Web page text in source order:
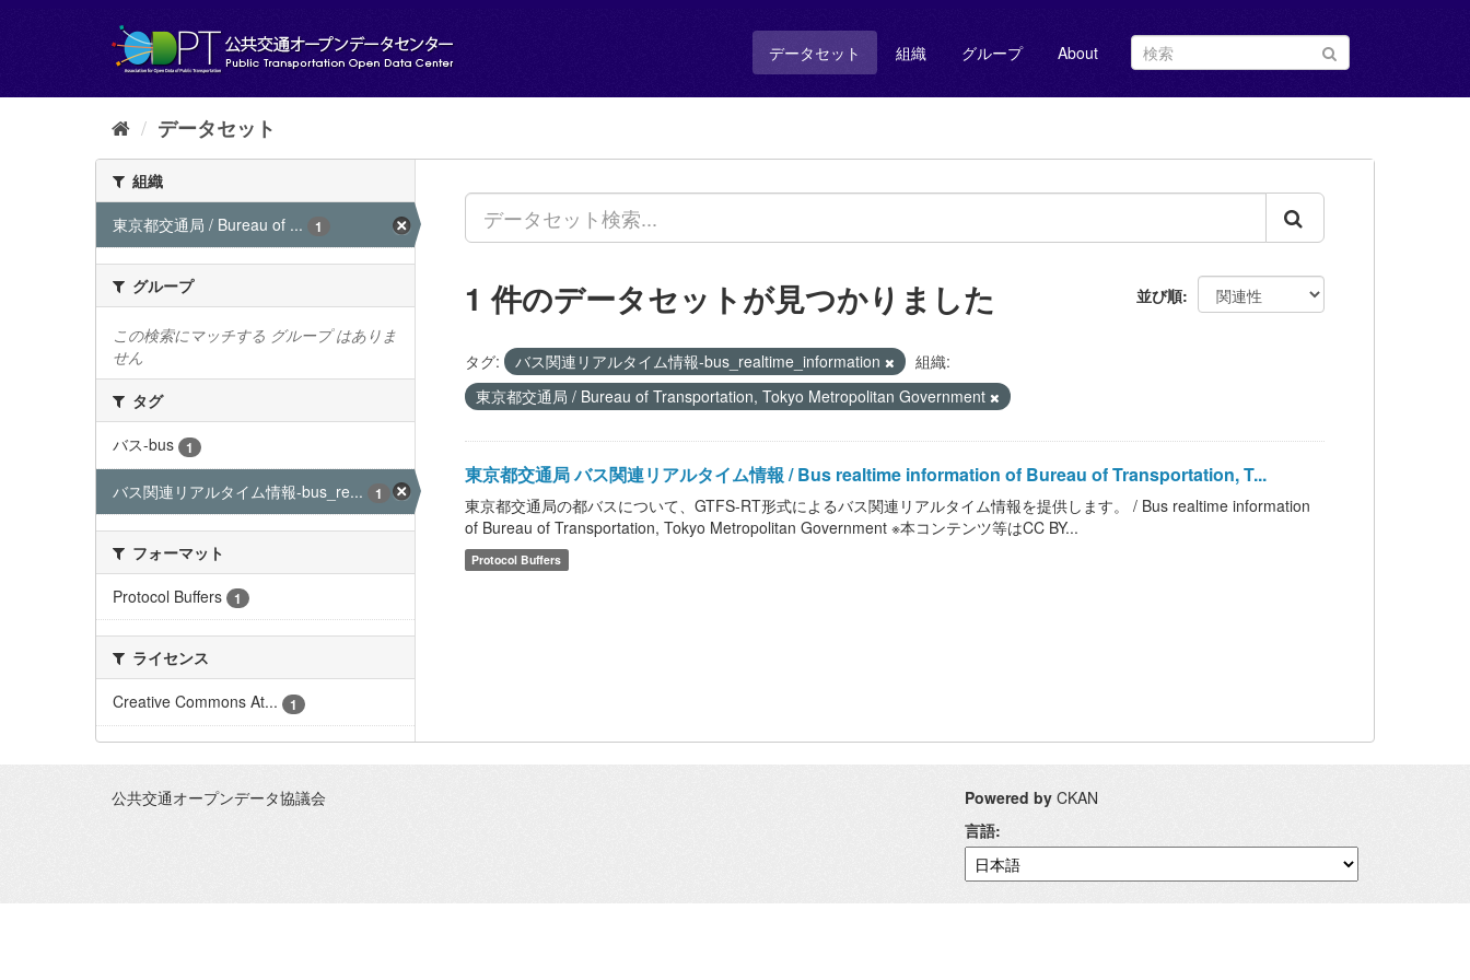
し
データセット 組織 グループ About
データセット
組織
東京都交通局 / Bureau of ...
1
グループ
この検索にマッチする グループ はありま
せん
タグ
バス-bus
1
バス関連リアルタイム情報-bus_re... 1
フォーマット
Protocol Buffers
1
ライセンス
Creative Commons At...
1
並び順
1 件のデータセットが見つかりました
タグ: バス関連リアルタイム情報-bus_realtime_information
組織:
東京都交通局 / Bureau of Transportation, Tokyo Metropolitan Government
東京都交通局 バス関連リアルタイム情報 / Bus realtime information of Bureau of Transportation, T...
東京都交通局の都バスについて、GTFS-RT形式によるバス関連リアルタイム情報を提供します。 / Bus realtime information
of Bureau of Transportation, Tokyo Metropolitan Government ※本コンテンツ等はCC BY...
Protocol Buffers
公共交通オープンデータ協議会 Powered by CKAN
言語